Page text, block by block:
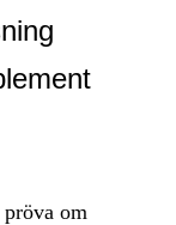
om